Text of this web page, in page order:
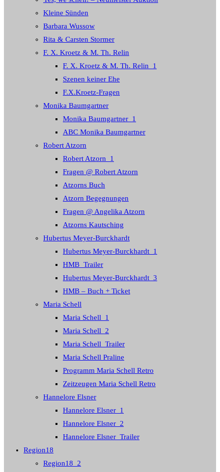
Kleine Sünden
Barbara Wussow
Rita & Carsten Stormer
F. X. Kroetz & M. Th. Relin
F. X. Kroetz & M. Th. Relin_1
Szenen keiner Ehe
F.X.Kroetz-Fragen
Monika Baumgartner
Monika Baumgartner_1
ABC Monika Baumgartner
Robert Atzorn
Robert Atzorn_1
Fragen @ Robert Atzorn
Atzorns Buch
Atzorn Begegnungen
Fragen @ Angelika Atzorn
Atzorns Kautsching
Hubertus Meyer-Burckhardt
Hubertus Meyer-Burckhardt_1
HMB_Trailer
Hubertus Meyer-Burckhardt_3
HMB – Buch + Ticket
Maria Schell
Maria Schell_1
Maria Schell_2
Maria Schell_Trailer
Maria Schell Praline
Programm Maria Schell Retro
Zeitzeugen Maria Schell Retro
Hannelore Elsner
Hannelore Elsner_1
Hannelore Elsner_2
Hannelore Elsner_Trailer
Region18
Region18_2